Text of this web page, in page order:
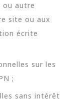
ou autre
site ou aux
écrite
sur les
;
sans intérêt